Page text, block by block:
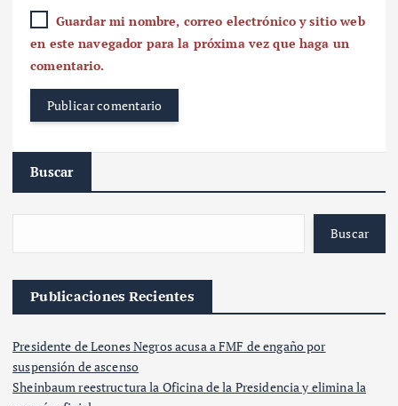
Guardar mi nombre, correo electrónico y sitio web
en este navegador para la próxima vez que haga un
comentario.
Buscar
Buscar
Publicaciones Recientes
Presidente de Leones Negros acusa a FMF de engaño por
suspensión de ascenso
Sheinbaum reestructura la Oficina de la Presidencia y elimina la